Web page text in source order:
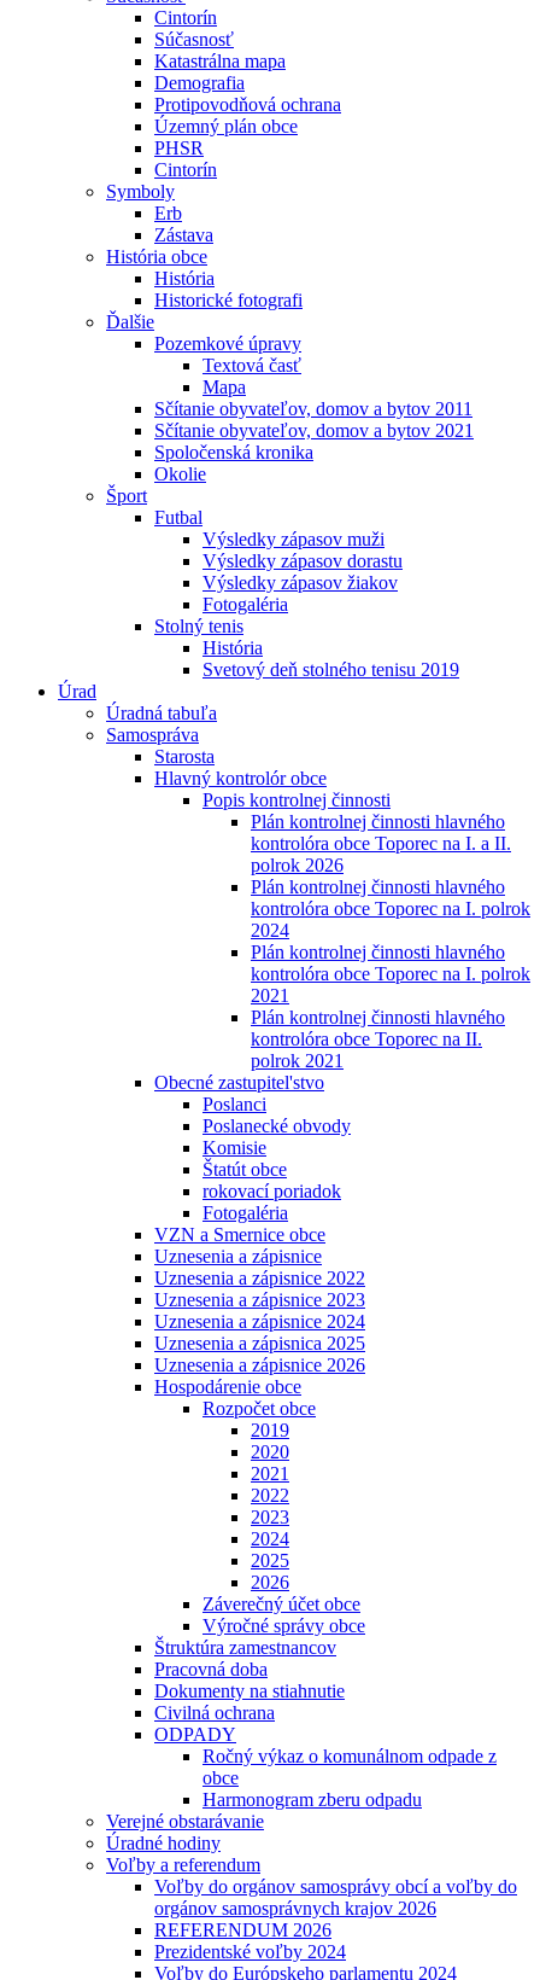
Cintorín
Súčasnosť
Katastrálna mapa
Demografia
Protipovodňová ochrana
Územný plán obce
PHSR
Cintorín
Symboly
Erb
Zástava
História obce
História
Historické fotografi
Ďalšie
Pozemkové úpravy
Textová časť
Mapa
Sčítanie obyvateľov, domov a bytov 2011
Sčítanie obyvateľov, domov a bytov 2021
Spoločenská kronika
Okolie
Šport
Futbal
Výsledky zápasov muži
Výsledky zápasov dorastu
Výsledky zápasov žiakov
Fotogaléria
Stolný tenis
História
Svetový deň stolného tenisu 2019
Úrad
Úradná tabuľa
Samospráva
Starosta
Hlavný kontrolór obce
Popis kontrolnej činnosti
Plán kontrolnej činnosti hlavného
kontrolóra obce Toporec na I. a II.
polrok 2026
Plán kontrolnej činnosti hlavného
kontrolóra obce Toporec na I. polrok
2024
Plán kontrolnej činnosti hlavného
kontrolóra obce Toporec na I. polrok
2021
Plán kontrolnej činnosti hlavného
kontrolóra obce Toporec na II.
polrok 2021
Obecné zastupitel'stvo
Poslanci
Poslanecké obvody
Komisie
Štatút obce
rokovací poriadok
Fotogaléria
VZN a Smernice obce
Uznesenia a zápisnice
Uznesenia a zápisnice 2022
Uznesenia a zápisnice 2023
Uznesenia a zápisnice 2024
Uznesenia a zápisnica 2025
Uznesenia a zápisnice 2026
Hospodárenie obce
Rozpočet obce
2019
2020
2021
2022
2023
2024
2025
2026
Záverečný účet obce
Výročné správy obce
Štruktúra zamestnancov
Pracovná doba
Dokumenty na stiahnutie
Civilná ochrana
ODPADY
Ročný výkaz o komunálnom odpade z
obce
Harmonogram zberu odpadu
Verejné obstarávanie
Úradné hodiny
Voľby a referendum
Voľby do orgánov samosprávy obcí a voľby do
orgánov samosprávnych krajov 2026
REFERENDUM 2026
Prezidentské voľby 2024
Voľby do Európskeho parlamentu 2024